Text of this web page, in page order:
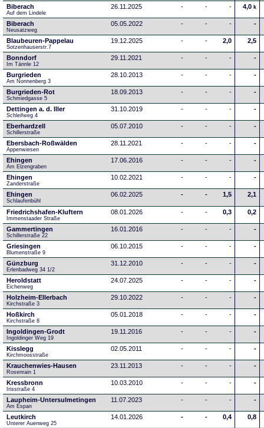
Biberach
Auf dem Lindele
26.11.2025 - - - 4,0 k
Biberach
Neusatzweg
05.05.2022 - - - -
Blaubeuren-Pappelau
Sotzenhauserstr.7
19.12.2025 - - 2,0 2,5
Bonndorf
Im Tännle 12
29.11.2021 - - - -
Burgrieden
Am Nonnenberg 3
28.10.2013 - - - -
Burgrieden-Rot
Schmiedgasse 5
18.09.2013 - - - -
Dettingen a. d. Iller
Schleifweg 4
31.10.2019 - - - -
Eberhardzell
Schillerstraße
05.07.2010 - - - -
Ebersbach-Roßwälden
Appenwiesen
28.11.2021 - - - -
Ehingen
Am Elzengraben
17.06.2016 - - - -
Ehingen
Zanderstraße
10.02.2021 - - - -
Ehingen
Schlaufenbühl
06.02.2025 - - 1,5 2,1
Friedrichshafen-Kluftern
Immenstaader Straße
08.01.2026 - - 0,3 0,2
Gammertingen
Schillerstraße 22
16.01.2016 - - - -
Griesingen
Blumenstraße 9
06.10.2015 - - - -
Günzburg
Erlenbadweg 34 1/2
31.12.2010 - - - -
Heroldstatt
Eichenweg
24.07.2025 - - - -
Holzheim-Ellerbach
Kirchstraße 3
29.10.2022 - - - -
Hoßkirch
Kirchstraße 8
05.01.2018 - - - -
Ingoldingen-Grodt
Ingoldinger Weg 19
19.11.2016 - - - -
Kisslegg
Kirchmoosstraße
02.05.2011 - - - -
Krauchenwies-Hausen
Rosenrain 1
23.11.2013 - - - -
Kressbronn
Irisstraße 4
10.03.2010 - - - -
Laupheim-Untersulmetingen
Am Espan
11.07.2023 - - - -
Leutkirch
Unterer Auenweg 25
14.01.2026 - - 0,4 0,8